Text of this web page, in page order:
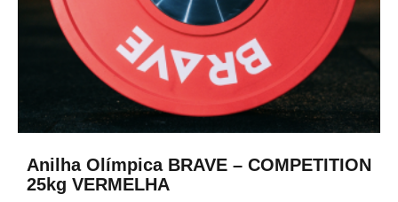
Anilha Olímpica BRAVE – COMPETITION
25kg VERMELHA